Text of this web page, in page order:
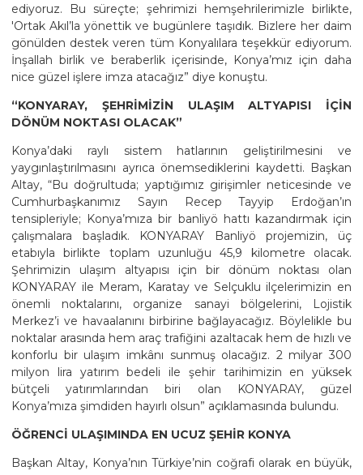
ediyoruz. Bu süreçte; şehrimizi hemşehrilerimizle birlikte,
'Ortak Akıl’la yönettik ve bugünlere taşıdık. Bizlere her daim
gönülden destek veren tüm Konyalılara teşekkür ediyorum.
İnşallah birlik ve beraberlik içerisinde, Konya’mız için daha
nice güzel işlere imza atacağız” diye konuştu.
“KONYARAY, ŞEHRİMİZİN ULAŞIM ALTYAPISI İÇİN
DÖNÜM NOKTASI OLACAK”
Konya’daki raylı sistem hatlarının geliştirilmesini ve
yaygınlaştırılmasını ayrıca önemsediklerini kaydetti. Başkan
Altay, “Bu doğrultuda; yaptığımız girişimler neticesinde ve
Cumhurbaşkanımız Sayın Recep Tayyip Erdoğan’ın
tensipleriyle; Konya’mıza bir banliyö hattı kazandırmak için
çalışmalara başladık. KONYARAY Banliyö projemizin, üç
etabıyla birlikte toplam uzunluğu 45,9 kilometre olacak.
Şehrimizin ulaşım altyapısı için bir dönüm noktası olan
KONYARAY ile Meram, Karatay ve Selçuklu ilçelerimizin en
önemli noktalarını, organize sanayi bölgelerini, Lojistik
Merkez’i ve havaalanını birbirine bağlayacağız. Böylelikle bu
noktalar arasında hem araç trafiğini azaltacak hem de hızlı ve
konforlu bir ulaşım imkânı sunmuş olacağız. 2 milyar 300
milyon lira yatırım bedeli ile şehir tarihimizin en yüksek
bütçeli yatırımlarından biri olan KONYARAY, güzel
Konya’mıza şimdiden hayırlı olsun” açıklamasında bulundu.
ÖĞRENCİ ULAŞIMINDA EN UCUZ ŞEHİR KONYA
Başkan Altay, Konya’nın Türkiye’nin coğrafi olarak en büyük,